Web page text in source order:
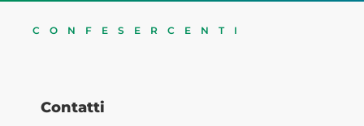
CONFESERCENTI
Contatti